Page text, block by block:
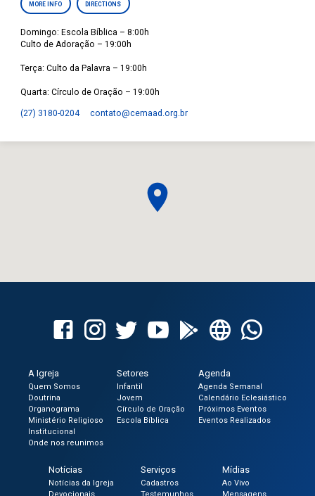
MORE INFO DIRECTIONS
Domingo: Escola Bíblica – 8:00h
Culto de Adoração – 19:00h
Terça: Culto da Palavra – 19:00h
Quarta: Círculo de Oração – 19:00h
(27) 3180-0204 contato​@cemaad.org.br
A Igreja
Quem Somos
Doutrina
Organograma
Ministério Religioso
Institucional
Onde nos reunimos
Setores
Infantil
Jovem
Círculo de Oração
Escola Bíblica
Agenda
Agenda Semanal
Calendário Eclesiástico
Próximos Eventos
Eventos Realizados
Notícias
Notícias da Igreja
Serviços
Cadastros
Mídias
Ao Vivo